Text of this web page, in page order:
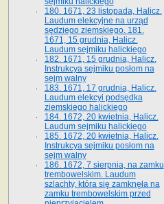
180. 1671, 23 listopada, Halicz.
Laudum elekcyjne na urząd
sędziego ziemskiego. 181.
1671, 15 grudnia, Halicz.
Laudum sejmiku halickiego
182. 1671, 15 grudnia, Halicz.
Instrukcya sejmiku posłom na
sejm walny
183. 1671, 17 grudnia, Halicz.
Laudum elekcyi podsędka
ziemskiego halickiego
184. 1672, 20 kwietnia, Halicz.
Laudum sejmiku halickiego
185. 1672, 20 kwietnia, Halicz.
Instrukcya sejmiku posłom na
sejm walny
186. 1672, 7 sierpnia, na zamku
trembowelskim. Laudum
szlachty, która się zamknęła na
zamku trembowelskim przed